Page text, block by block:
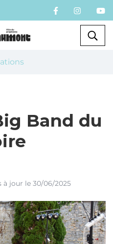
Chaumont
Band du
à jour le 30/06/2025